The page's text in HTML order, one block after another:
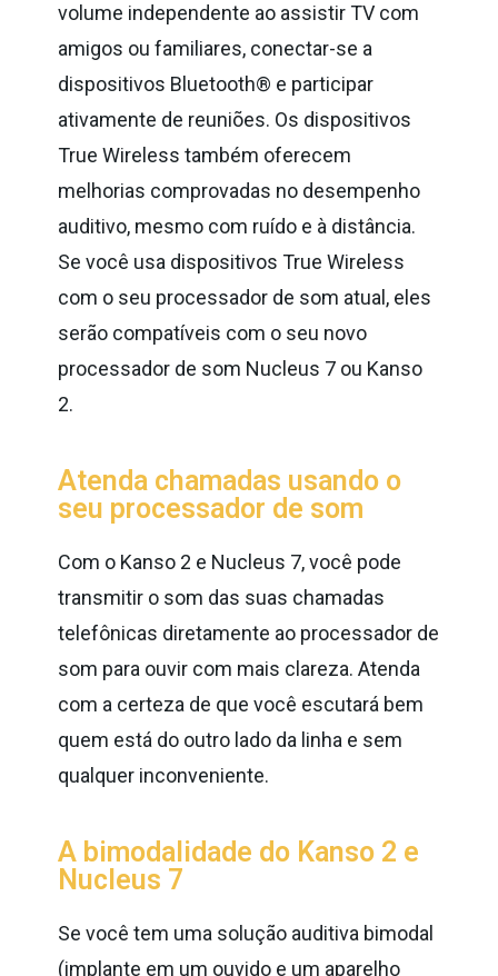
volume independente ao assistir TV com
amigos ou familiares, conectar-se a
dispositivos Bluetooth® e participar
ativamente de reuniões. Os dispositivos
True Wireless também oferecem
melhorias comprovadas no desempenho
auditivo, mesmo com ruído e à distância.
Se você usa dispositivos True Wireless
com o seu processador de som atual, eles
serão compatíveis com o seu novo
processador de som Nucleus 7 ou Kanso
2.
Atenda chamadas usando o
seu processador de som
Com o Kanso 2 e Nucleus 7, você pode
transmitir o som das suas chamadas
telefônicas diretamente ao processador de
som para ouvir com mais clareza. Atenda
com a certeza de que você escutará bem
quem está do outro lado da linha e sem
qualquer inconveniente.
A bimodalidade do Kanso 2 e
Nucleus 7
Se você tem uma solução auditiva bimodal
(implante em um ouvido e um aparelho